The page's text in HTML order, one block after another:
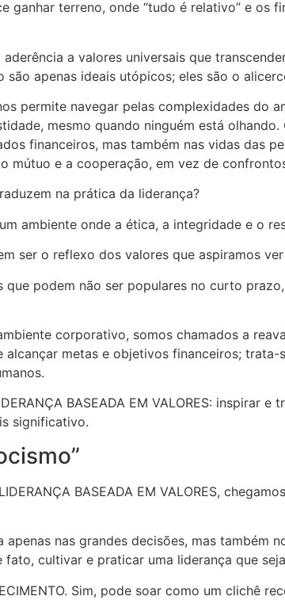
ganhar terreno, onde “tudo é relativo” e
a valores universais que
são apenas ideais utópicos; eles são o
permite navegar pelas complexidades
mesmo quando ninguém está
financeiros, mas também nas vidas das
mútuo e a cooperação, em vez de
na prática da liderança?
ambiente onde a ética, a integridade e o
ser o reflexo dos valores que aspiramos
que podem não ser populares no curto
corporativo, somos chamados a
alcançar metas e objetivos financeiros;
BASEADA EM VALORES: inspirar
significativo.
BASEADA EM VALORES,
nas grandes decisões, mas
cultivar e praticar uma liderança que
Sim, pode soar como um clichê